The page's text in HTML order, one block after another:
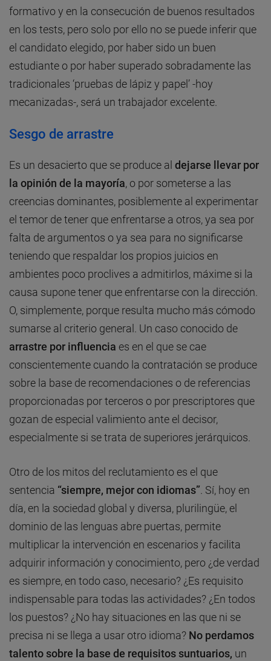
formativo y en la consecución de buenos resultados
en los tests, pero solo por ello no se puede inferir que
el candidato elegido, por haber sido un buen
estudiante o por haber superado sobradamente las
tradicionales ‘pruebas de lápiz y papel’ -hoy
mecanizadas-, será un trabajador excelente.
Sesgo de arrastre
Es un desacierto que se produce al dejarse llevar por
la opinión de la mayoría, o por someterse a las
creencias dominantes, posiblemente al experimentar
el temor de tener que enfrentarse a otros, ya sea por
falta de argumentos o ya sea para no significarse
teniendo que respaldar los propios juicios en
ambientes poco proclives a admitirlos, máxime si la
causa supone tener que enfrentarse con la dirección.
O, simplemente, porque resulta mucho más cómodo
sumarse al criterio general. Un caso conocido de
arrastre por influencia es en el que se cae
conscientemente cuando la contratación se produce
sobre la base de recomendaciones o de referencias
proporcionadas por terceros o por prescriptores que
gozan de especial valimiento ante el decisor,
especialmente si se trata de superiores jerárquicos.
Otro de los mitos del reclutamiento es el que
sentencia “siempre, mejor con idiomas”. Sí, hoy en
día, en la sociedad global y diversa, plurilingüe, el
dominio de las lenguas abre puertas, permite
multiplicar la intervención en escenarios y facilita
adquirir información y conocimiento, pero ¿de verdad
es siempre, en todo caso, necesario? ¿Es requisito
indispensable para todas las actividades? ¿En todos
los puestos? ¿No hay situaciones en las que ni se
precisa ni se llega a usar otro idioma? No perdamos
talento sobre la base de requisitos suntuarios, un